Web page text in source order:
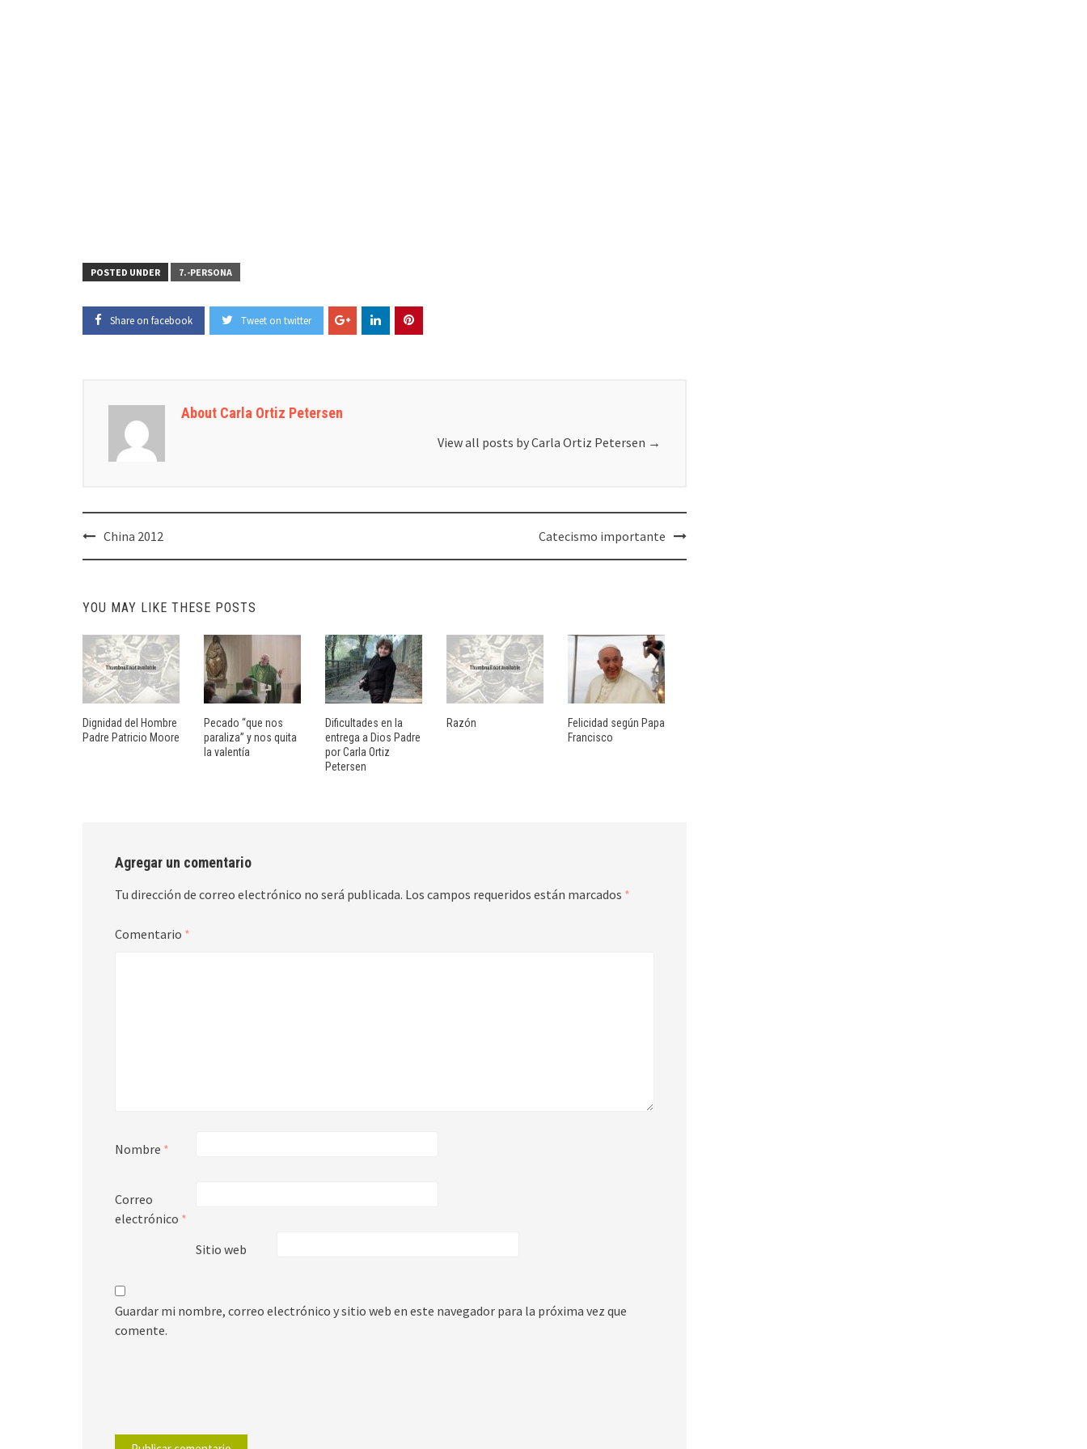
POSTED UNDER 7.-PERSONA
Share on facebook Tweet on twitter
About Carla Ortiz Petersen
View all posts by Carla Ortiz Petersen →
Post
navigation
China 2012 Catecismo importante
YOU MAY LIKE THESE POSTS
Dignidad del Hombre
Padre Patricio Moore
Pecado “que nos
paraliza” y nos quita
la valentía
Dificultades en la
entrega a Dios Padre
por Carla Ortiz
Petersen
Razón
Felicidad según Papa
Francisco
Agregar un comentario
Tu dirección de correo electrónico no será publicada. Los campos requeridos están marcados *
Comentario *
Nombre *
Correo
electrónico *
Sitio web
Guardar mi nombre, correo electrónico y sitio web en este navegador para la próxima vez que
comente.